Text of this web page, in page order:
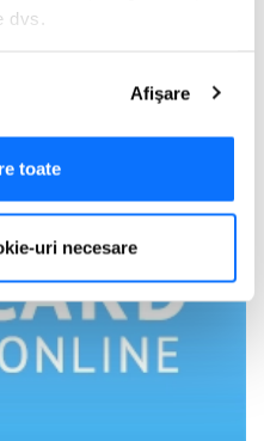
dvs.
privire la locația dvs.
de până la câțiva metri
scanândul-l în mod
preferințele la
retrage oricând acordul
cookie.
experienta dvs.
Afişare
toate
uri necesare